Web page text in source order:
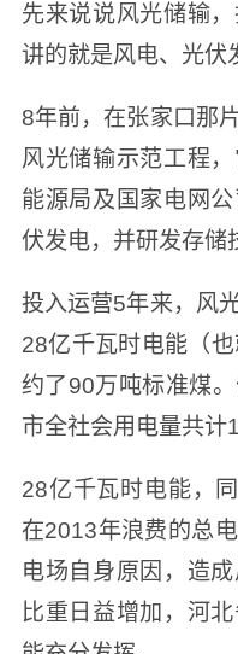
先来说说风光储输
讲的就是风电、光伏
8年前，在张家口那
风光储输示范工程
能源局及国家电网
伏发电，并研发存储
投入运营5年来，风
28亿千瓦时电能（
约了90万吨标准煤
市全社会用电量共计
28亿千瓦时电能，
在2013年浪费的总
电场自身原因，造
比重日益增加，河